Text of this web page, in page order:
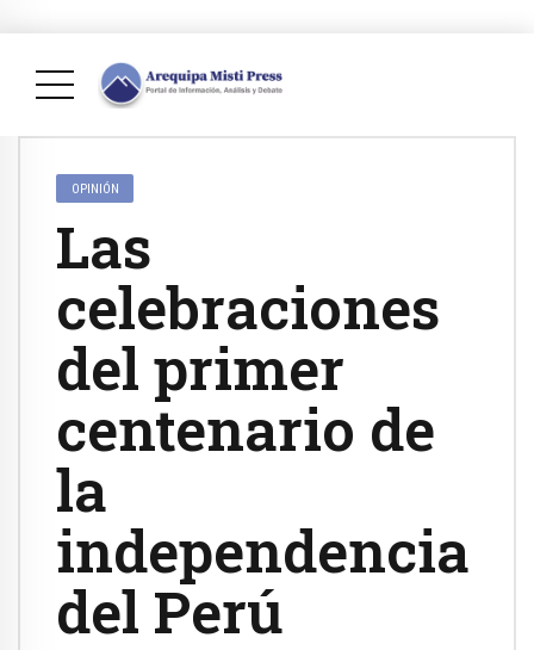
OPINIÓN
Las
celebraciones
del primer
centenario de
la
independencia
del Perú